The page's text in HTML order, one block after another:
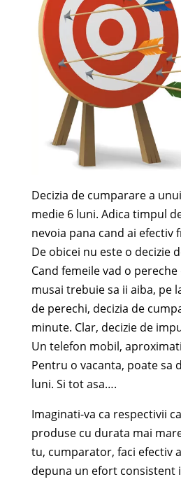
Decizia de cumparare a
medie 6 luni. Adica timpul
nevoia pana cand ai efectiv
De obicei nu este o decizie
Cand femeile vad o
musai trebuie sa ii aiba, pe
de perechi, decizia de
minute. Clar, decizie de
Un telefon mobil,
Pentru o vacanta, poate sa
luni. Si tot asa….
Imaginati-va ca respectivii
produse cu durata mai
tu, cumparator, faci efectiv
depuna un efort consistent